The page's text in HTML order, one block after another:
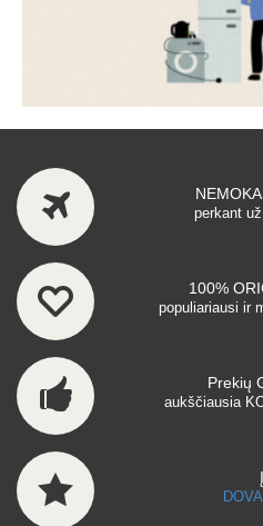
perkant
100%
populiariausi ir
Prekių
aukščiausia